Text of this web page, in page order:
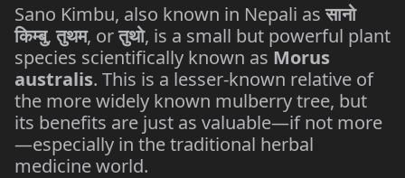
Sano Kimbu, also known in Nepali asसानो
किम्बु,तुथम, orतुथो, is a small but powerful plant
species scientifically known as Morus
australis. This is a lesser-known relative of
the more widely known mulberry tree, but
its benefits are just as valuable—if not more
—especially in the traditional herbal
medicine world.